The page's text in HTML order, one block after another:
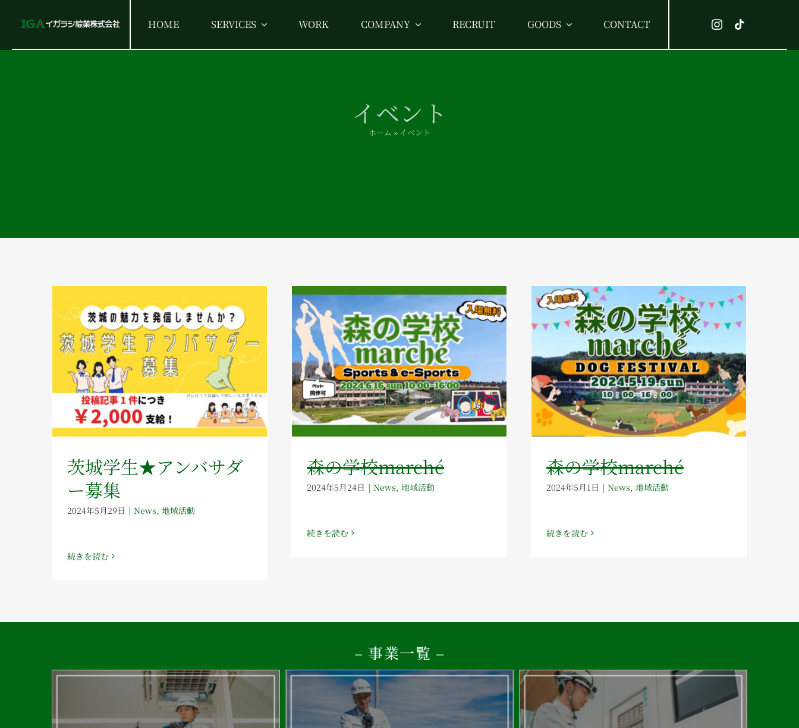
HOME SERVICES WORK COMPANY RECRUIT GOODS CONTACT
イベント
ホーム » イベント
茨城学生★アンバサダ
ー募集
2024年5月29日 | News, 地域活動
続きを読む
森の学校marché
2024年5月24日 | News, 地域活動
続きを読む
森の学校marché
2024年5月1日 | News, 地域活動
続きを読む
– 事業一覧 –